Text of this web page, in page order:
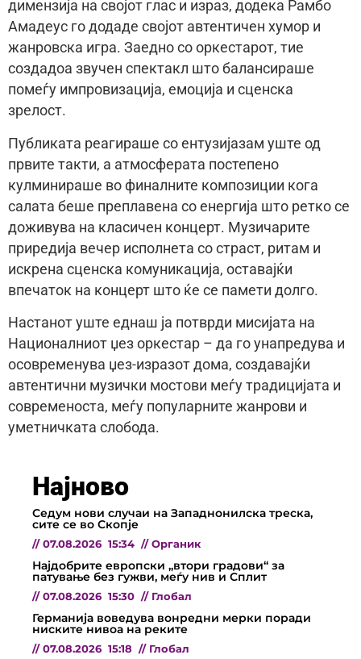
димензија на својот глас и израз, додека Рамбо
Амадеус го додаде својот автентичен хумор и
жанровска игра. Заедно со оркестарот, тие
создадоа звучен спектакл што балансираше
помеѓу импровизација, емоција и сценска
зрелост.
Публиката реагираше со ентузијазам уште од
првите такти, а атмосферата постепено
кулминираше во финалните композиции кога
салата беше преплавена со енергија што ретко се
доживува на класичен концерт. Музичарите
приредија вечер исполнета со страст, ритам и
искрена сценска комуникација, оставајќи
впечаток на концерт што ќе се памети долго.
Настанот уште еднаш ја потврди мисијата на
Националниот џез оркестар – да го унапредува и
осовременува џез-изразот дома, создавајќи
автентични музички мостови меѓу традицијата и
современоста, меѓу популарните жанрови и
уметничката слобода.
Најново
Седум нови случаи на Западнонилска треска,
сите се во Скопје
// 07.08.2026 15:34 // Органик
Најдобрите европски „втори градови“ за
патување без гужви, меѓу нив и Сплит
// 07.08.2026 15:30 // Глобал
Германија воведува вонредни мерки поради
ниските нивоа на реките
// 07.08.2026 15:18 // Глобал